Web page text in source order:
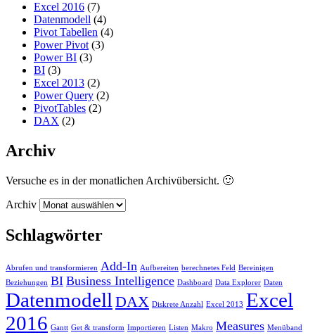
Excel 2016 (7)
Datenmodell (4)
Pivot Tabellen (4)
Power Pivot (3)
Power BI (3)
BI (3)
Excel 2013 (2)
Power Query (2)
PivotTables (2)
DAX (2)
Archiv
Versuche es in der monatlichen Archivübersicht. 🙂
Archiv
Schlagwörter
Abrufen und transformieren Add-In Aufbereiten berechnetes Feld Bereinigen
Beziehungen BI Business Intelligence Dashboard Data Explorer Daten
Datenmodell DAX Diskrete Anzahl Excel 2013 Excel
2016 Gantt Get & transform Importieren Listen Makro Measures Menüband